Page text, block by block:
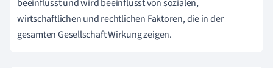
beeinflusst und wird beeinflusst von sozialen,
wirtschaftlichen und rechtlichen Faktoren, die in der
gesamten Gesellschaft Wirkung zeigen.